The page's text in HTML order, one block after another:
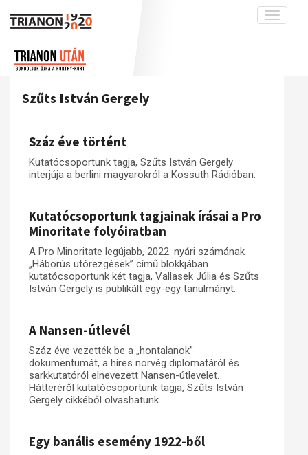
Toggle
interpretációk
A békerendszer megszilárdulása
Utókor és emlékezet
Munkatársaink
Blog
Adatbázis
Menekültek
Publikációk
Kapcsolat
Trianon-kommentár
Dokumentumok
Műhelymunkák
Szűts István Gergely
Száz éve történt
Kutatócsoportunk tagja, Szűts István Gergely
interjúja a berlini magyarokról a Kossuth Rádióban.
Kutatócsoportunk tagjainak írásai a Pro
Minoritate folyóiratban
A Pro Minoritate legújabb, 2022. nyári számának
„Háborús utórezgések” című blokkjában
kutatócsoportunk két tagja, Vallasek Júlia és Szűts
István Gergely is publikált egy-egy tanulmányt.
A Nansen-útlevél
Száz éve vezették be a „hontalanok”
dokumentumát, a híres norvég diplomatáról és
sarkkutatóról elnevezett Nansen-útlevelet.
Hátteréről kutatócsoportunk tagja, Szűts István
Gergely cikkéből olvashatunk.
Egy banális esemény 1922-ből